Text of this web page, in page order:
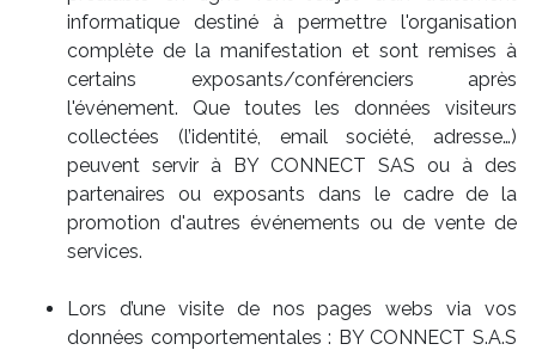
informatique destiné à permettre l'organisation
complète de la manifestation et sont remises à
certains exposants/conférenciers après
l'événement. Que toutes les données visiteurs
collectées (l’identité, email société, adresse…)
peuvent servir à BY CONNECT SAS ou à des
partenaires ou exposants dans le cadre de la
promotion d'autres événements ou de vente de
services.
Lors d’une visite de nos pages webs via vos
données comportementales : BY CONNECT S.A.S